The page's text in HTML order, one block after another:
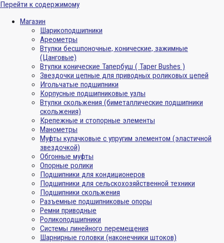
Перейти к содержимому
Магазин
Шарикоподшипники
Ареометры
Втулки бесшпоночные, конические, зажимные
(Цанговые)
Втулки конические Тапербуш ( Taper Bushes )
Звездочки цепные для приводных роликовых цепей
Игольчатые подшипники
Корпусные подшипниковые узлы
Втулки скольжения (биметаллические подшипники
скольжения)
Крепежные и стопорные элементы
Манометры
Муфты кулачковые с упругим элементом (эластичной
звездочкой)
Обгонные муфты
Опорные ролики
Подшипники для кондиционеров
Подшипники для сельскохозяйственной техники
Подшипники скольжения
Разъемные подшипниковые опоры
Ремни приводные
Роликоподшипники
Системы линейного перемещения
Шарнирные головки (наконечники штоков)